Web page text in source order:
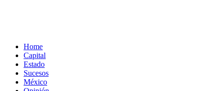
Home
Capital
Estado
Sucesos
México